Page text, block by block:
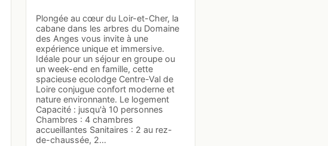
Plongée au cœur du Loir-et-Cher, la
cabane dans les arbres du Domaine
des Anges vous invite à une
expérience unique et immersive.
Idéale pour un séjour en groupe ou
un week-end en famille, cette
spacieuse ecolodge Centre-Val de
Loire conjugue confort moderne et
nature environnante. Le logement
Capacité : jusqu'à 10 personnes
Chambres : 4 chambres
accueillantes Sanitaires : 2 au rez-
de-chaussée, 2…